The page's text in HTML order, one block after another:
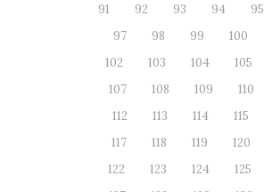
91
92 93 94 95
97
98 99 100
102
103 104 105
107
108 109 110
112
113 114 115
117
118 119 120
122
123 124 125